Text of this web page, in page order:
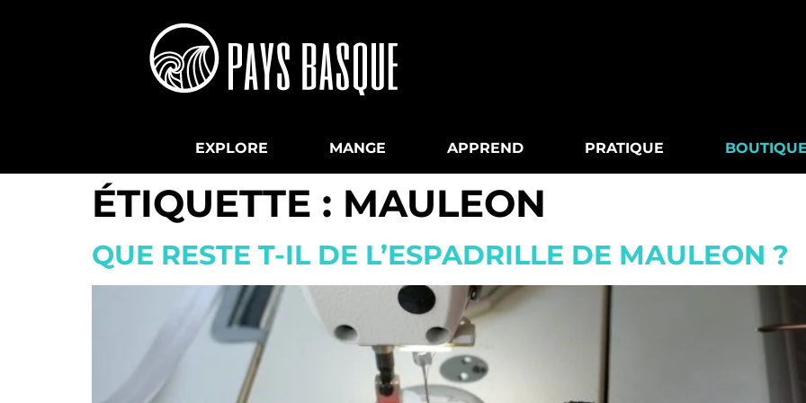
EXPLORE MANGE APPREND PRATIQUE
ÉTIQUETTE : MAULEON
QUE RESTE T-IL DE L’ESPADRILLE DE MAULEON ?